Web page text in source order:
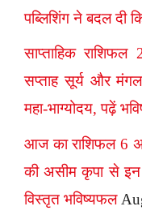
पब्लिशिंग ने बदल दी
साप्ताहिक
सप्ताह सूर्य और
महा-भाग्योदय, पढ़ें
आज का राशिफल 6
की असीम कृपा से इन
विस्तृत भविष्यफल